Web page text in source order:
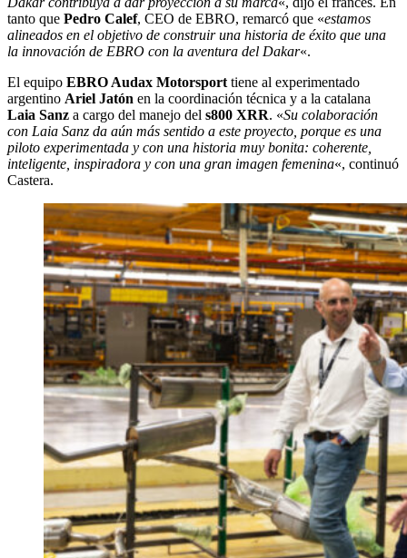
tanto que Pedro Calef, CEO de EBRO, remarcó que «estamos
alineados en el objetivo de construir una historia de éxito que una
la innovación de EBRO con la aventura del Dakar«.
El equipo EBRO Audax Motorsporttiene al experimentado
argentino Ariel Jatón en la coordinación técnica y a la catalana
Laia Sanz a cargo del manejo del s800 XRR. «Su colaboración
con Laia Sanz da aún más sentido a este proyecto, porque es una
piloto experimentada y con una historia muy bonita: coherente,
inteligente, inspiradora y con una gran imagen femenina«, continuó
Castera.